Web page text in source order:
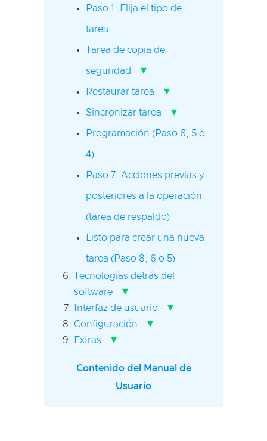
Paso 1: Elija el tipo de
tarea
Tarea de copia de
seguridad ▾
Restaurar tarea ▾
Sincronizar tarea ▾
Programación (Paso 6, 5 o
4)
Paso 7: Acciones previas y
posteriores a la operación
(tarea de respaldo)
Listo para crear una nueva
tarea (Paso 8, 6 o 5)
Tecnologías detrás del
software
▾
Interfaz de usuario ▾
Configuración ▾
Extras ▾
Contenido del Manual de
Usuario